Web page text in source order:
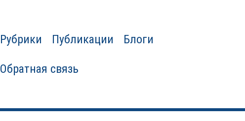
Рубрики Публикации Блоги
Обратная связь